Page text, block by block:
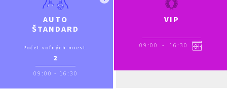
AUTO
ŠTANDARD
Počet voľných miest:
2
09:00 - 16:30
VIP
09:00 - 16:30